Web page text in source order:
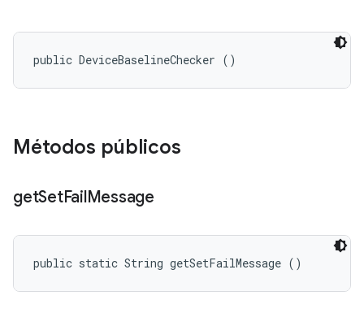
public DeviceBaselineChecker ()
Métodos públicos
getSetFailMessage
public static String getSetFailMessage ()